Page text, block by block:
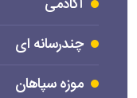
آکادمی
چندرسانه ای
موزه سپاهان